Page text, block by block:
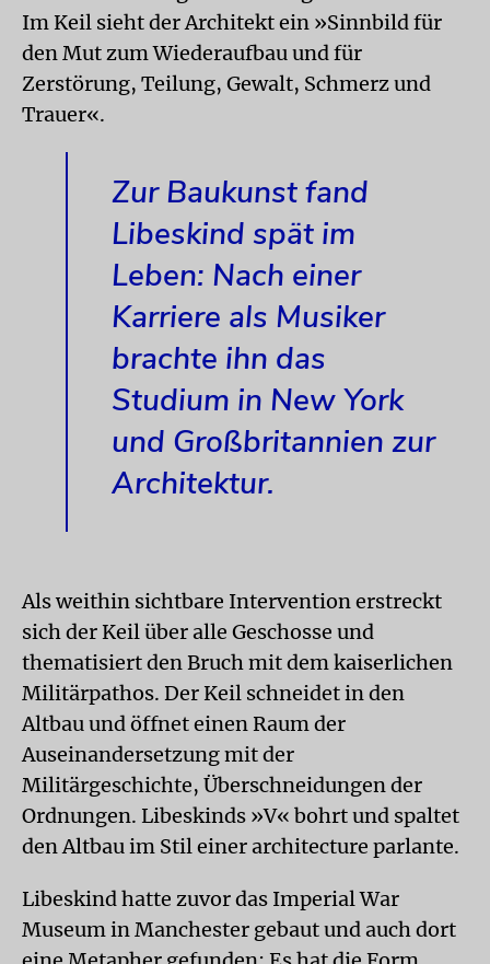
Im Keil sieht der Architekt ein »Sinnbild für
den Mut zum Wiederaufbau und für
Zerstörung, Teilung, Gewalt, Schmerz und
Trauer«.
Zur Baukunst fand
Libeskind spät im
Leben: Nach einer
Karriere als Musiker
brachte ihn das
Studium in New York
und Großbritannien zur
Architektur.
Als weithin sichtbare Intervention erstreckt
sich der Keil über alle Geschosse und
thematisiert den Bruch mit dem kaiserlichen
Militärpathos. Der Keil schneidet in den
Altbau und öffnet einen Raum der
Auseinandersetzung mit der
Militärgeschichte, Überschneidungen der
Ordnungen. Libeskinds »V« bohrt und spaltet
den Altbau im Stil einer architecture parlante.
Libeskind hatte zuvor das Imperial War
Museum in Manchester gebaut und auch dort